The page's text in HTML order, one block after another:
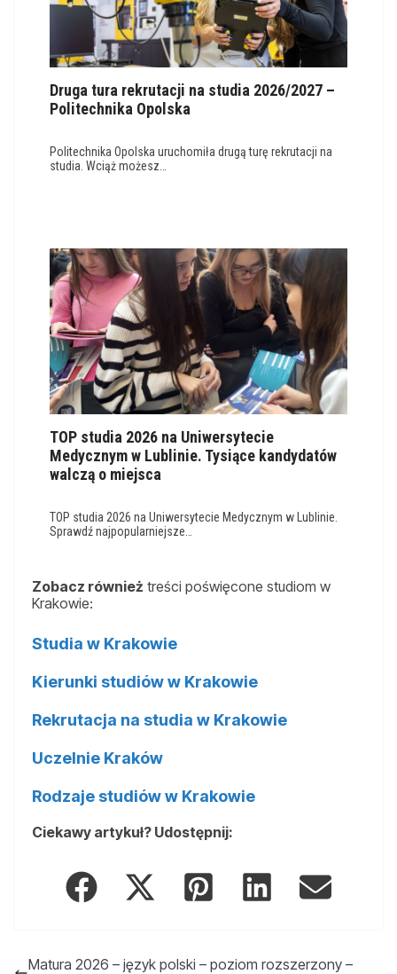
Druga tura rekrutacji na studia 2026/2027 –
Politechnika Opolska
Politechnika Opolska uruchomiła drugą turę rekrutacji na
studia. Wciąż możesz…
TOP studia 2026 na Uniwersytecie
Medycznym w Lublinie. Tysiące kandydatów
walczą o miejsca
TOP studia 2026 na Uniwersytecie Medycznym w Lublinie.
Sprawdź najpopularniejsze…
Zobacz również treści poświęcone studiom w
Krakowie:
Studia w Krakowie
Kierunki studiów w Krakowie
Rekrutacja na studia w Krakowie
Uczelnie Kraków
Rodzaje studiów w Krakowie
Ciekawy artykuł? Udostępnij:
Matura 2026 – język polski – poziom rozszerzony –